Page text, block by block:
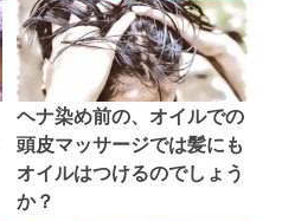
ヘナ染め前の、オイルでの
頭皮マッサージでは髪にも
オイルはつけるのでしょう
か？